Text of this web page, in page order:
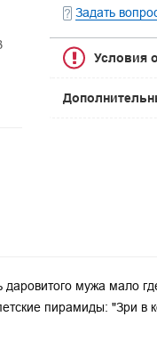
Задать
Условия
даровитого мужа мало
пирамиды: "Зри в